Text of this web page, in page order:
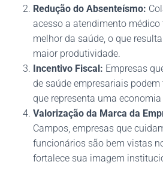
Redução do Absenteísmo:
acesso a atendimento
melhor da saúde, o que
maior produtividade.
Incentivo Fiscal: Empresas
de saúde empresariais
que representa uma
Valorização da Marca da
Campos, empresas que
funcionários são bem vistas
fortalece sua imagem